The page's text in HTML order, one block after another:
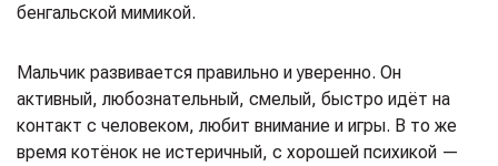
бенгальской мимикой.
Мальчик развивается правильно и уверенно. Он
активный, любознательный, смелый, быстро идёт на
контакт с человеком, любит внимание и игры. В то же
время котёнок не истеричный, с хорошей психикой —